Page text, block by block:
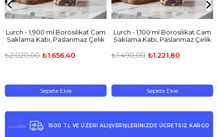
Lurch - 1,900 ml Borosilikat Cam
Saklama Kabı, Paslanmaz Çelik
₺1.656,40
₺2.020,00
Sepete Ekle
Lurch - 1,100 ml Borosilikat Cam
Saklama Kabı, Paslanmaz Çelik
₺1.221,80
₺1.490,00
Sepete Ekle
1500 TL VE ÜZERİ ALIŞVERİŞLERİNİZDE ÜCRETSİZ KARGO